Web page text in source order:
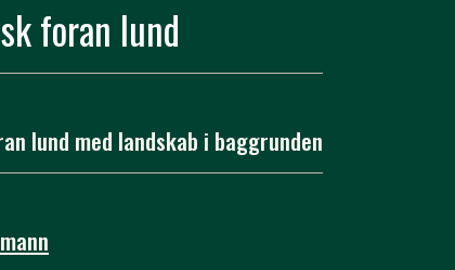
foran lund
lund med landskab i baggrunden